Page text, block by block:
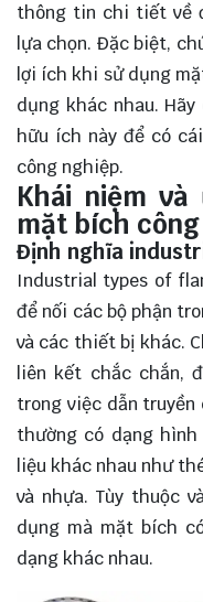
thông tin chi tiết về
lựa chọn. Đặc biệt,
lợi ích khi sử dụng
dụng khác nhau. Hãy
hữu ích này để có
công nghiệp.
Khái niệm
mặt bích
Định nghĩa
Industrial types of
để nối các bộ phận
và các thiết bị khác.
liên kết chắc chắn,
trong việc dẫn
thường có dạng
liệu khác nhau như
và nhựa. Tùy thuộc
dụng mà mặt bích
dạng khác nhau.